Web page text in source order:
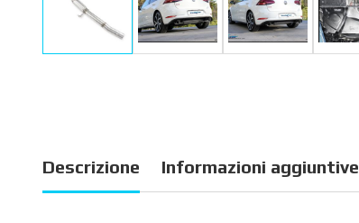
Descrizione Informazioni aggiuntive